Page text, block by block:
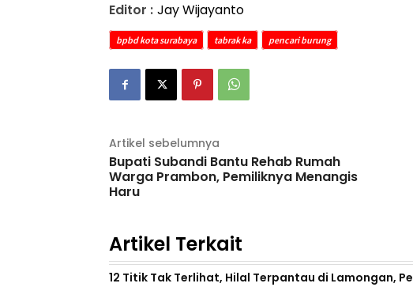
Editor : Jay Wijayanto
bpbd kota surabaya tabrak ka pencari burung
Artikel sebelumnya
Bupati Subandi Bantu Rehab Rumah
Warga Prambon, Pemiliknya Menangis
Haru
Artikel Terkait
12 Titik Tak Terlihat, Hilal Terpantau di Lamongan,